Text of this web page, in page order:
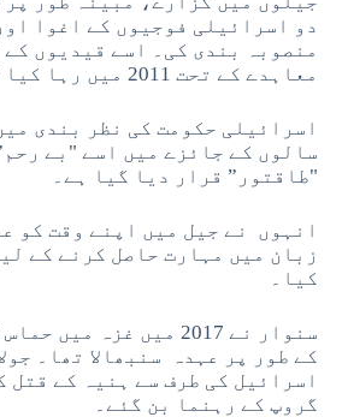
دو اسرائیلی فوجیوں کے اغوا
منصوبہ بندی کی۔ اسے قیدیوں
معاہدے کے تحت 2011 میں رہا کیا گیا تھا۔
اسرائیلی حکومت کی نظر بندی
سالوں کے جائزے میں اسے "بے
"طاقتور” قرار دیا گیا ہے۔
انہوں نے جیل میں اپنے وقت کو
زبان میں مہارت حاصل کرنے کے
کیا۔
سنوار نے 2017 میں غزہ میں
کے طور پر عہدہ سنبھالا تھا۔
اسرائیل کی طرف سے ہنیہ کے قتل
گروپ کے رہنما بن گئے۔